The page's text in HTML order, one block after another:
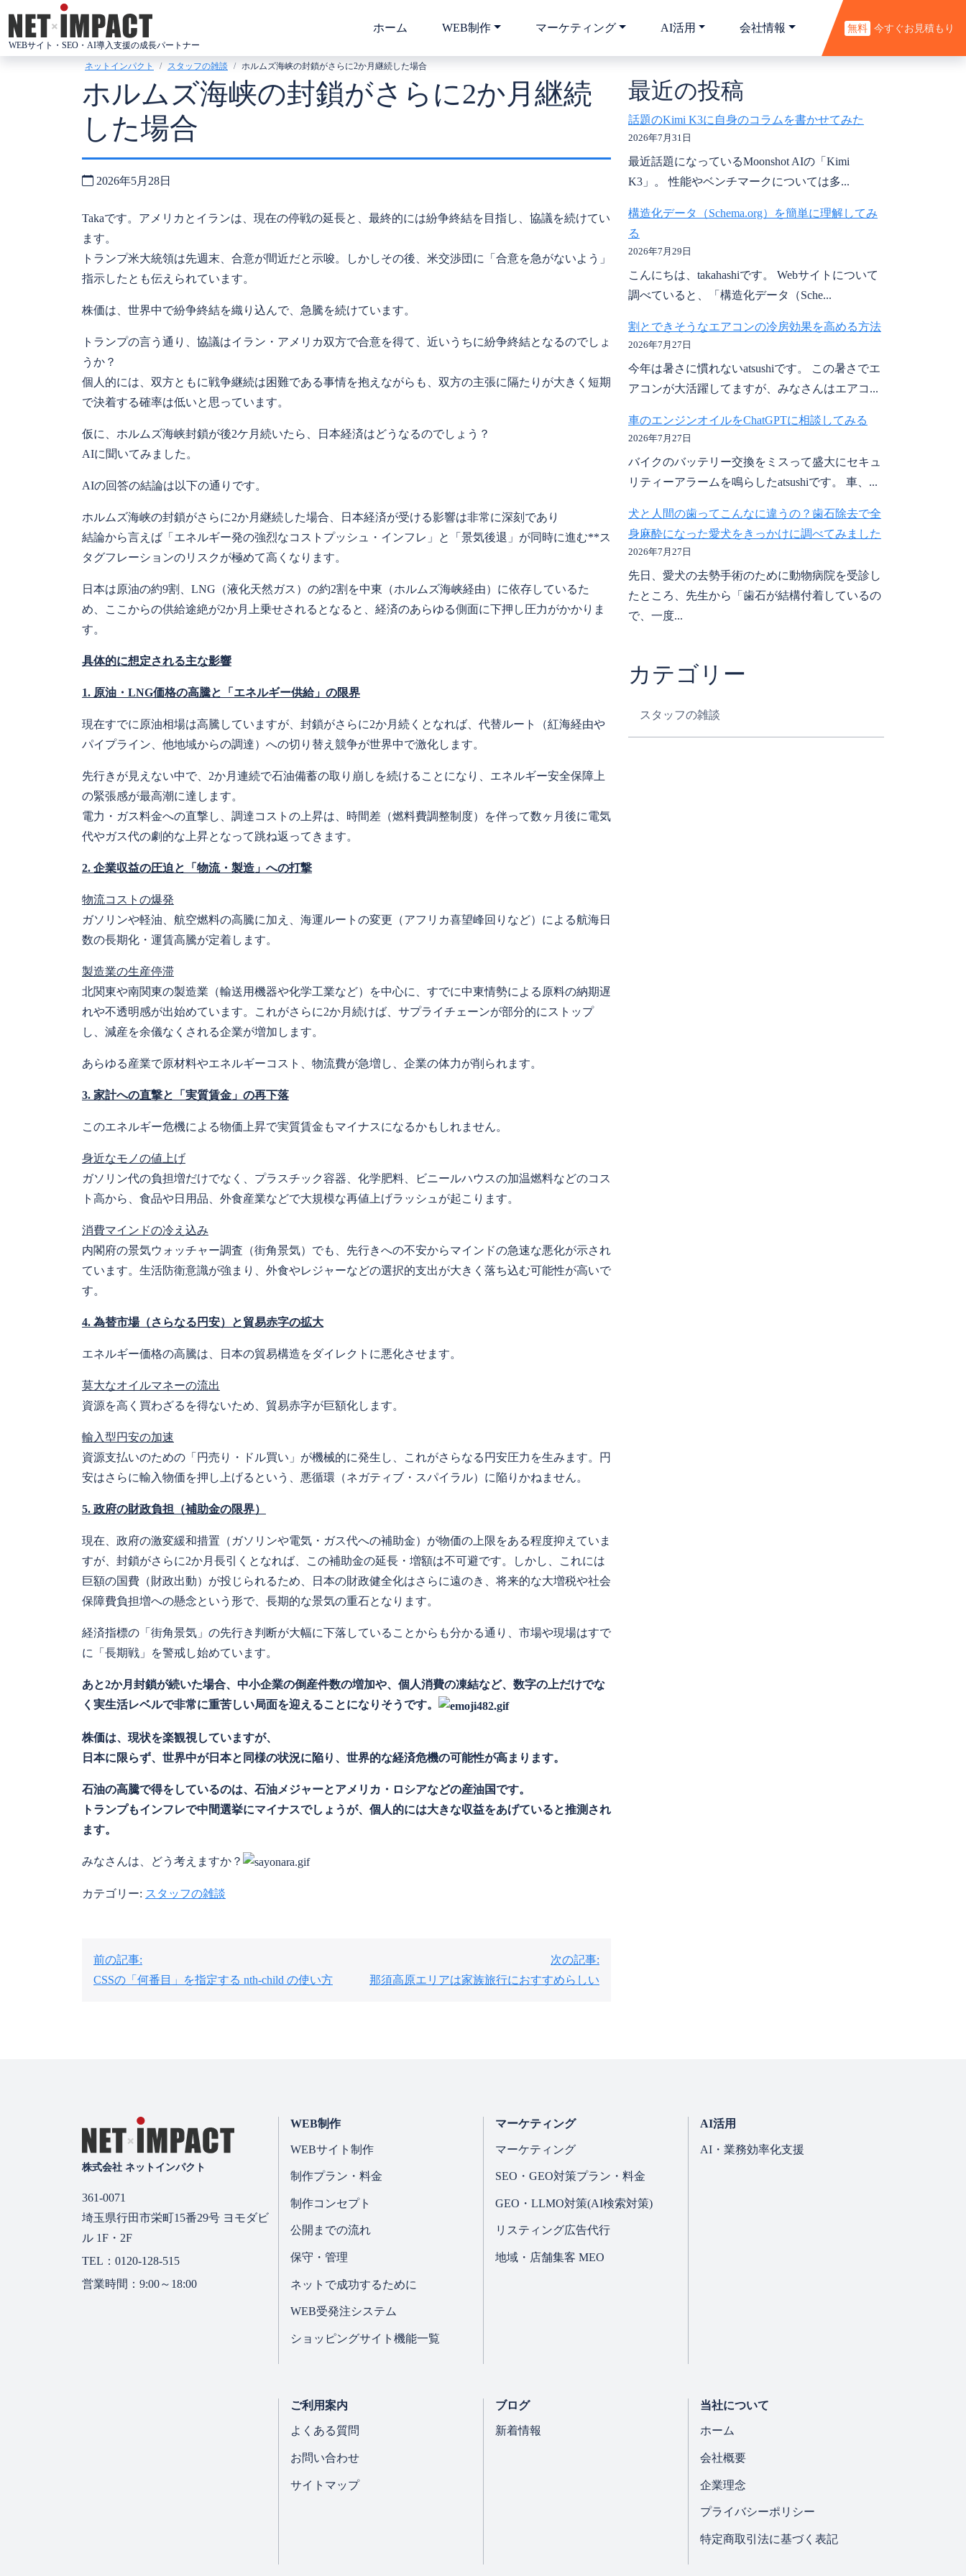
テWEBサイト・SEO・AI導入支援の成長パートナー
ホーム WEB制作 マーケティング AI活用 会社情報 無料 今すぐお見積もり
ネットインパクト スタッフの雑談 ホルムズ海峡の封鎖がさらに2か月継続した場合
ホルムズ海峡の封鎖がさらに2か月継続
した場合
2026年5月28日
Takaです。アメリカとイランは、現在の停戦の延長と、最終的には紛争終結を目指し、協議を続けてい
ます。
トランプ米大統領は先週末、合意が間近だと示唆。しかしその後、米交渉団に「合意を急がないよう」
指示したとも伝えられています。
株価は、世界中で紛争終結を織り込んで、急騰を続けています。
トランプの言う通り、協議はイラン・アメリカ双方で合意を得て、近いうちに紛争終結となるのでしょ
うか？
個人的には、双方ともに戦争継続は困難である事情を抱えながらも、双方の主張に隔たりが大きく短期
で決着する確率は低いと思っています。
仮に、ホルムズ海峡封鎖が後2ケ月続いたら、日本経済はどうなるのでしょう？
AIに聞いてみました。
AIの回答の結論は以下の通りです。
ホルムズ海峡の封鎖がさらに2か月継続した場合、日本経済が受ける影響は非常に深刻であり
結論から言えば「エネルギー発の強烈なコストプッシュ・インフレ」と「景気後退」が同時に進む**ス
タグフレーションのリスクが極めて高くなります。
日本は原油の約9割、LNG（液化天然ガス）の約2割を中東（ホルムズ海峡経由）に依存しているた
め、ここからの供給途絶が2か月上乗せされるとなると、経済のあらゆる側面に下押し圧力がかかりま
す。
具体的に想定される主な影響
1. 原油・LNG価格の高騰と「エネルギー供給」の限界
現在すでに原油相場は高騰していますが、封鎖がさらに2か月続くとなれば、代替ルート（紅海経由や
パイプライン、他地域からの調達）への切り替え競争が世界中で激化します。
先行きが見えない中で、2か月連続で石油備蓄の取り崩しを続けることになり、エネルギー安全保障上
の緊張感が最高潮に達します。
電力・ガス料金への直撃し、調達コストの上昇は、時間差（燃料費調整制度）を伴って数ヶ月後に電気
代やガス代の劇的な上昇となって跳ね返ってきます。
2. 企業収益の圧迫と「物流・製造」への打撃
物流コストの爆発
ガソリンや軽油、航空燃料の高騰に加え、海運ルートの変更（アフリカ喜望峰回りなど）による航海日
数の長期化・運賃高騰が定着します。
製造業の生産停滞
北関東や南関東の製造業（輸送用機器や化学工業など）を中心に、すでに中東情勢による原料の納期遅
れや不透明感が出始めています。これがさらに2か月続けば、サプライチェーンが部分的にストップ
し、減産を余儀なくされる企業が増加します。
あらゆる産業で原材料やエネルギーコスト、物流費が急増し、企業の体力が削られます。
3. 家計への直撃と「実質賃金」の再下落
このエネルギー危機による物価上昇で実質賃金もマイナスになるかもしれません。
身近なモノの値上げ
ガソリン代の負担増だけでなく、プラスチック容器、化学肥料、ビニールハウスの加温燃料などのコス
ト高から、食品や日用品、外食産業などで大規模な再値上げラッシュが起こります。
消費マインドの冷え込み
内閣府の景気ウォッチャー調査（街角景気）でも、先行きへの不安からマインドの急速な悪化が示され
ています。生活防衛意識が強まり、外食やレジャーなどの選択的支出が大きく落ち込む可能性が高いで
す。
4. 為替市場（さらなる円安）と貿易赤字の拡大
エネルギー価格の高騰は、日本の貿易構造をダイレクトに悪化させます。
莫大なオイルマネーの流出
資源を高く買わざるを得ないため、貿易赤字が巨額化します。
輸入型円安の加速
資源支払いのための「円売り・ドル買い」が機械的に発生し、これがさらなる円安圧力を生みます。円
安はさらに輸入物価を押し上げるという、悪循環（ネガティブ・スパイラル）に陥りかねません。
5. 政府の財政負担（補助金の限界）
現在、政府の激変緩和措置（ガソリンや電気・ガス代への補助金）が物価の上限をある程度抑えていま
すが、封鎖がさらに2か月長引くとなれば、この補助金の延長・増額は不可避です。しかし、これには
巨額の国費（財政出動）が投じられるため、日本の財政健全化はさらに遠のき、将来的な大増税や社会
保障費負担増への懸念という形で、長期的な景気の重石となります。
経済指標の「街角景気」の先行き判断が大幅に下落していることからも分かる通り、市場や現場はすで
に「長期戦」を警戒し始めています。
あと2か月封鎖が続いた場合、中小企業の倒産件数の増加や、個人消費の凍結など、数字の上だけでな
く実生活レベルで非常に重苦しい局面を迎えることになりそうです。
株価は、現状を楽観視していますが、
日本に限らず、世界中が日本と同様の状況に陥り、世界的な経済危機の可能性が高まります。
石油の高騰で得をしているのは、石油メジャーとアメリカ・ロシアなどの産油国です。
トランプもインフレで中間選挙にマイナスでしょうが、個人的には大きな収益をあげていると推測され
ます。
みなさんは、どう考えますか？
カテゴリー: スタッフの雑談
稿
ョ
ン
前の記事:
CSSの「何番目」を指定する nth-child の使い方
次の記事:
那須高原エリアは家族旅行におすすめらしい
最近の投稿
話題のKimi K3に自身のコラムを書かせてみた
2026年7月31日
最近話題になっているMoonshot AIの「Kimi
K3」。 性能やベンチマークについては多...
構造化データ（Schema.org）を簡単に理解してみ
る
2026年7月29日
こんにちは、takahashiです。 Webサイトについて
調べていると、「構造化データ（Sche...
割とできそうなエアコンの冷房効果を高める方法
2026年7月27日
今年は暑さに慣れないatsushiです。 この暑さでエ
アコンが大活躍してますが、みなさんはエアコ...
車のエンジンオイルをChatGPTに相談してみる
2026年7月27日
バイクのバッテリー交換をミスって盛大にセキュ
リティーアラームを鳴らしたatsushiです。 車、...
犬と人間の歯ってこんなに違うの？歯石除去で全
身麻酔になった愛犬をきっかけに調べてみました
2026年7月27日
先日、愛犬の去勢手術のために動物病院を受診し
たところ、先生から「歯石が結構付着しているの
で、一度...
カテゴリー
スタッフの雑談
WEB制作
WEBサイト制作
制作プラン・料金
制作コンセプト
公開までの流れ
保守・管理
ネットで成功するために
WEB受発注システム
ショッピングサイト機能一覧
マーケティング
マーケティング
SEO・GEO対策プラン・料金
GEO・LLMO対策(AI検索対策)
リスティング広告代行
地域・店舗集客 MEO
AI活用
AI・業務効率化支援
ご利用案内
よくある質問
お問い合わせ
サイトマップ
ブログ
新着情報
当社について
ホーム
会社概要
企業理念
プライバシーポリシー
特定商取引法に基づく表記
株式会社 ネットインパクト
361-0071
埼玉県行田市栄町15番29号 ヨモダビ
ル 1F・2F
TEL：0120-128-515
営業時間：9:00～18:00